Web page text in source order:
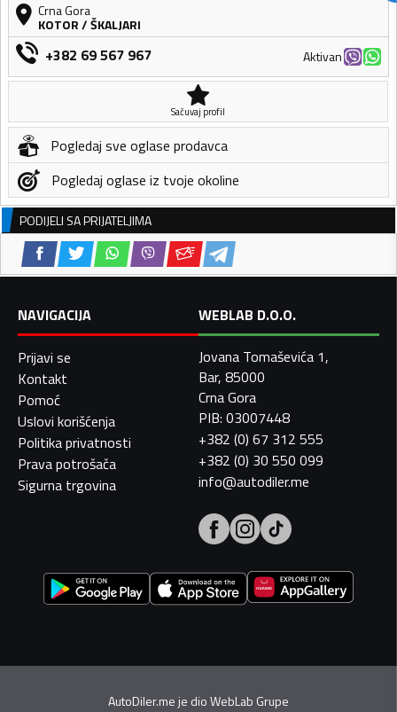
Crna Gora
KOTOR/ŠKALJARI
+382 69 567 967 Aktivan
Sačuvaj profil
Pogledaj sve oglase prodavca
Pogledaj oglase iz tvoje okoline
PODIJELI SA PRIJATELJIMA
NAVIGACIJA
Prijavi se
Kontakt
Pomoć
Uslovi korišćenja
Politika privatnosti
Prava potrošača
Sigurna trgovina
WEBLAB D.O.O.
Jovana Tomaševića 1,
Bar, 85000
Crna Gora
PIB: 03007448
+382 (0) 67 312 555
+382 (0) 30 550 099
info@autodiler.me
AutoDiler.me je dioWebLab Grupe